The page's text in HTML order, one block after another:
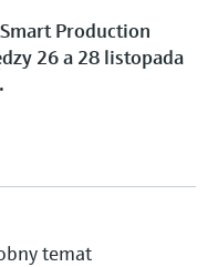
Production
26 a 28 listopada
temat